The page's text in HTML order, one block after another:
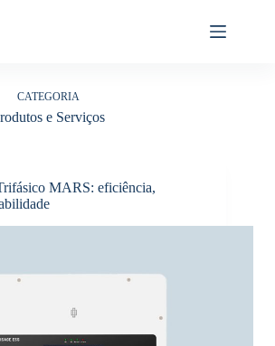
CATEGORIA
e Serviços
MARS: eficiência,